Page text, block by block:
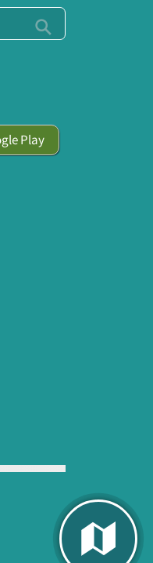
Play